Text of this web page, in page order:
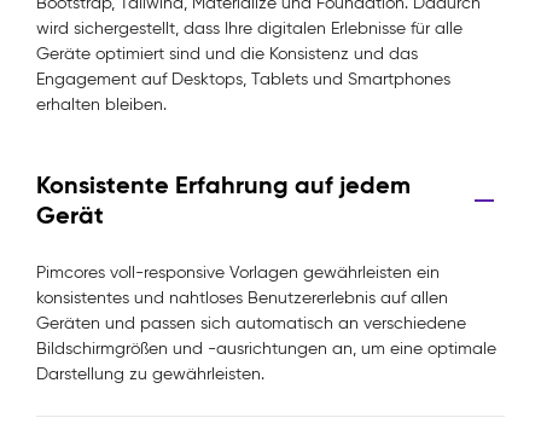
wird sichergestellt, dass Ihre digitalen Erlebnisse für alle
Geräte optimiert sind und die Konsistenz und das
Engagement auf Desktops, Tablets und Smartphones
erhalten bleiben.
Konsistente Erfahrung auf jedem
Gerät
Pimcores voll-responsive Vorlagen gewährleisten ein
konsistentes und nahtloses Benutzererlebnis auf allen
Geräten und passen sich automatisch an verschiedene
Bildschirmgrößen und -ausrichtungen an, um eine optimale
Darstellung zu gewährleisten.